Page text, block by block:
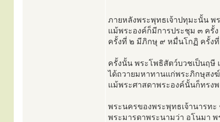
ภายหลังพระพุทธเจ้าปทุมะนั้น พ
แม้พระองค์ก็มีการประชุม ๓ ครั้
ครั้งที่ ๒ มีภิกษุ ๙ หมื่นโกฏิ ครั้ง
ครั้งนั้น พระโพธิสัตว์บวชเป็นฤ
ได้ถวายมหาทานแก่พระภิกษุสง
แม้พระศาสดาพระองค์นั้นก็ทรง
พระนครของพระพุทธเจ้านารท
พระมารดาพระนามว่า อโนมา